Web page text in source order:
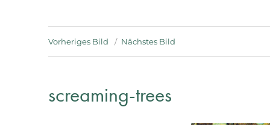
Dipl. Ing. Robert Gasser
Vorheriges Bild Nächstes Bild
screaming-trees